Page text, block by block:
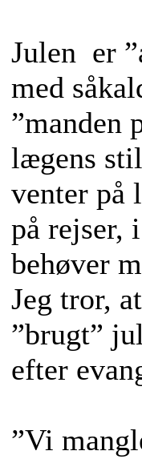
Julen er
med
”manden
lægens
venter på
på rejser,
behøver
Jeg tror,
”brugt”
efter
”Vi